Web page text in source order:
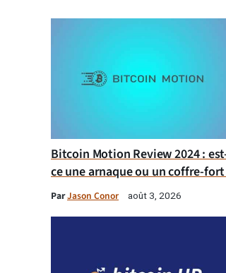
Bitcoin Motion Review 2024 :
ce une arnaque ou un coffre-
ParJason Conor août 3, 2026